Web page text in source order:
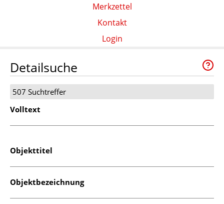
Merkzettel
Kontakt
Login
Detailsuche
507 Suchtreffer
Volltext
Objekttitel
Objektbezeichnung